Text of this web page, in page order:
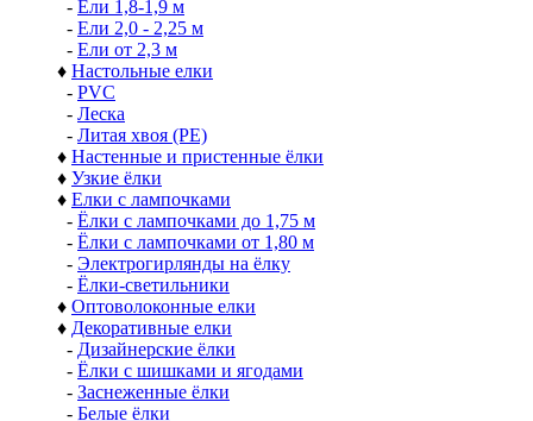
- Ели 1,8-1,9 м
- Ели 2,0 - 2,25 м
- Ели от 2,3 м
♦ Настольные елки
- PVC
- Леска
- Литая хвоя (РЕ)
♦ Настенные и пристенные ёлки
♦ Узкие ёлки
♦ Елки с лампочками
- Ёлки с лампочками до 1,75 м
- Ёлки с лампочками от 1,80 м
- Электрогирлянды на ёлку
- Ёлки-светильники
♦ Оптоволоконные елки
♦ Декоративные елки
- Дизайнерские ёлки
- Ёлки с шишками и ягодами
- Заснеженные ёлки
- Белые ёлки